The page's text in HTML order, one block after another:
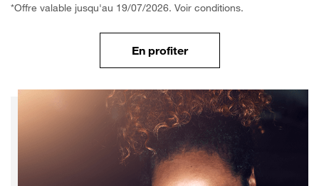
*Offre valable jusqu'au 19/07/2026. Voir conditions.
En profiter